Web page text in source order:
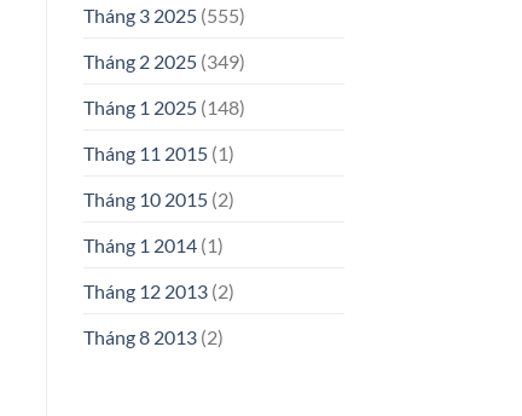
Tháng 3 2025(555)
Tháng 2 2025(349)
Tháng 1 2025(148)
Tháng 11 2015(1)
Tháng 10 2015(2)
Tháng 1 2014(1)
Tháng 12 2013(2)
Tháng 8 2013(2)